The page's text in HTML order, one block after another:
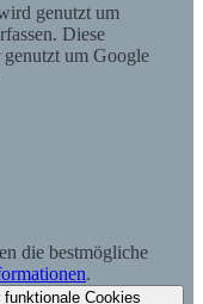
genutzt um
Diese
um Google
die bestmögliche
.
funktionale Cookies